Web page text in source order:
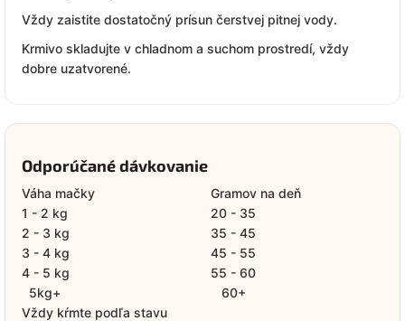
Vždy zaistite dostatočný prísun čerstvej pitnej vody.
Krmivo skladujte v chladnom a suchom prostredí, vždy
dobre uzatvorené.
Odporúčané dávkovanie
Váha mačky
Gramov na deň
1 - 2 kg
20 - 35
2 - 3 kg
35 - 45
3 - 4 kg
45 - 55
4 - 5 kg
55 - 60
5kg+
60+
Vždy kŕmte podľa stavu